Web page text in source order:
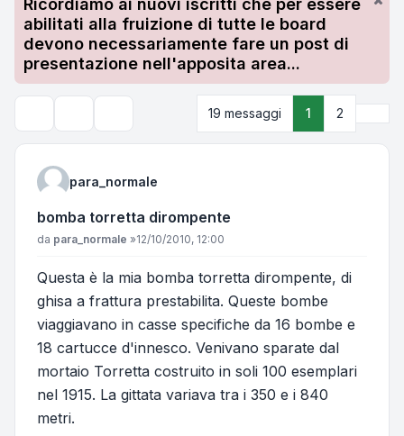
Ricordiamo ai nuovi iscritti che per essere
abilitati alla fruizione di tutte le board
devono necessariamente fare un post di
presentazione nell'apposita area...
19 messaggi 1 2
para_normale
bomba torretta dirompente
Messaggio
da para_normale »12/10/2010, 12:00
Questa è la mia bomba torretta dirompente, di
ghisa a frattura prestabilita. Queste bombe
viaggiavano in casse specifiche da 16 bombe e
18 cartucce d'innesco. Venivano sparate dal
mortaio Torretta costruito in soli 100 esemplari
nel 1915. La gittata variava tra i 350 e i 840
metri.